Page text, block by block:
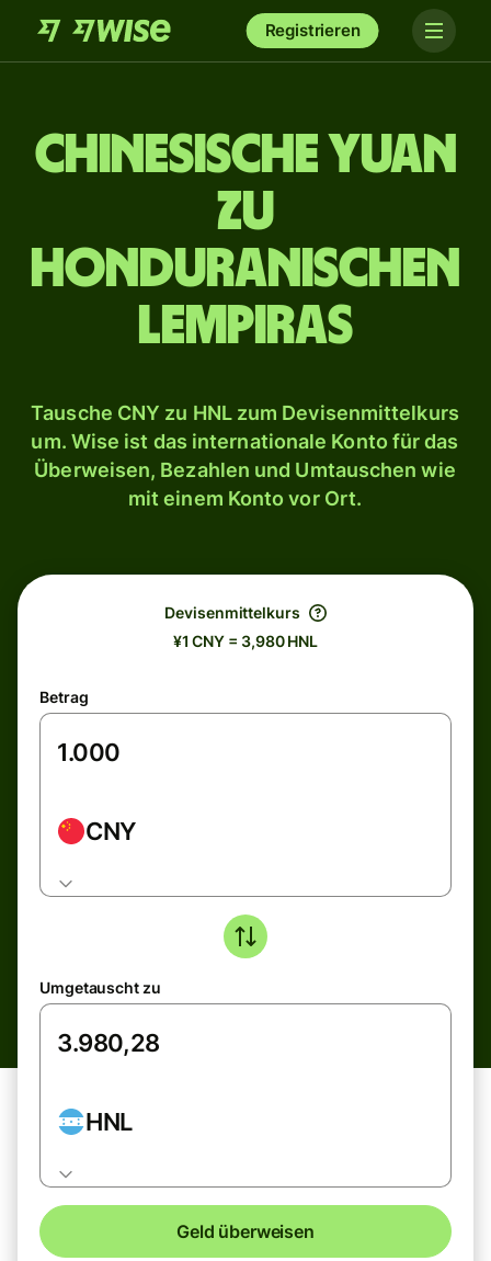
Registrieren
Chinesische Yuan
zu
honduranischen
Lempiras
Tausche CNY zu HNL zum Devisenmittelkurs
um. Wise ist das internationale Konto für das
Überweisen, Bezahlen und Umtauschen wie
mit einem Konto vor Ort.
Devisenmittelkurs
¥1 CNY = 3,980 HNL
Betrag
CNY
Umgetauscht zu
HNL
Geld überweisen